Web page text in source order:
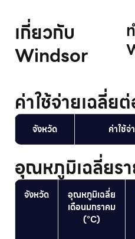
เกี่ยวกับ
Windsor
ค่าใช้จ่ายเฉลี่ย
จังหวัด ค่าใช้
อุณหภูมิเฉลี่ยร
จังหวัด
อุณหภูมิเฉลี่ย
เดือนมกราคม
(°C)